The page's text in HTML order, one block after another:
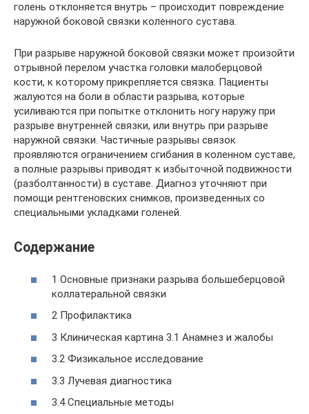
голень отклоняется внутрь – происходит повреждение
наружной боковой связки коленного сустава.
При разрыве наружной боковой связки может произойти
отрывной перелом участка головки малоберцовой
кости, к которому прикрепляется связка. Пациенты
жалуются на боли в области разрыва, которые
усиливаются при попытке отклонить ногу наружу при
разрыве внутренней связки, или внутрь при разрыве
наружной связки. Частичные разрывы связок
проявляются ограничением сгибания в коленном суставе,
а полные разрывы приводят к избыточной подвижности
(разболтанности) в суставе. Диагноз уточняют при
помощи рентгеновских снимков, произведенных со
специальными укладками голеней.
Содержание
1 Основные признаки разрыва большеберцовой
коллатеральной связки
2 Профилактика
3 Клиническая картина 3.1 Анамнез и жалобы
3.2 Физикальное исследование
3.3 Лучевая диагностика
3.4 Специальные методы